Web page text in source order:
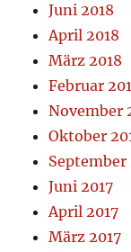
Juni 2018
April 2018
März 2018
Februar
November
Oktober
September
Juni 2017
April 2017
März 2017